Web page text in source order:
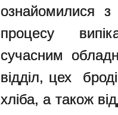
ознайомилися з
процесу
сучасним
відділ, цех
хліба, а також